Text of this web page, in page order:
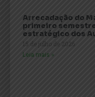
Arrecadação do
primeiro
estratégico dos
15 de julho de 2026
Leia mais »